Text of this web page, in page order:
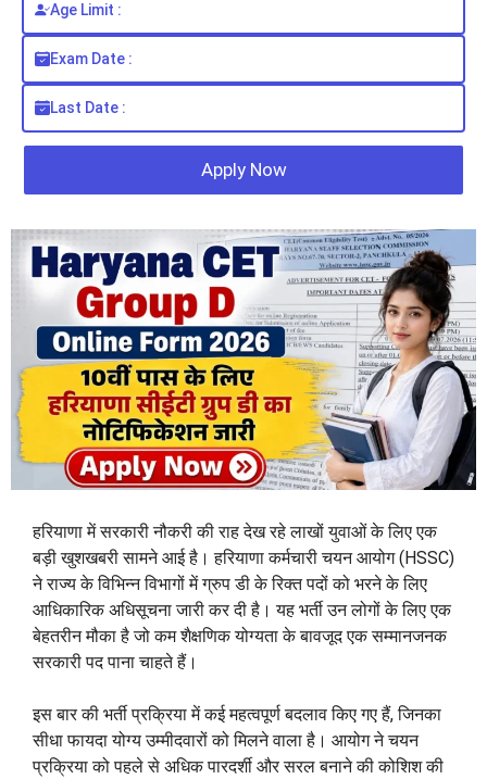
Age Limit :
Exam Date :
Last Date :
Apply Now
हरियाणा में सरकारी नौकरी की राह देख रहे लाखों युवाओं के लिए एक
बड़ी खुशखबरी सामने आई है। हरियाणा कर्मचारी चयन आयोग (HSSC)
ने राज्य के विभिन्न विभागों में ग्रुप डी के रिक्त पदों को भरने के लिए
आधिकारिक अधिसूचना जारी कर दी है। यह भर्ती उन लोगों के लिए एक
बेहतरीन मौका है जो कम शैक्षणिक योग्यता के बावजूद एक सम्मानजनक
सरकारी पद पाना चाहते हैं।
इस बार की भर्ती प्रक्रिया में कई महत्वपूर्ण बदलाव किए गए हैं, जिनका
सीधा फायदा योग्य उम्मीदवारों को मिलने वाला है। आयोग ने चयन
प्रक्रिया को पहले से अधिक पारदर्शी और सरल बनाने की कोशिश की